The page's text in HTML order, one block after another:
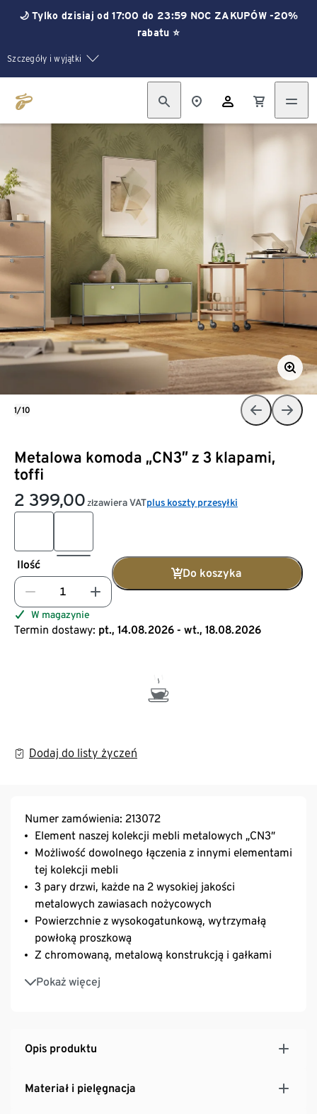
🌙 Tylko dzisiaj od 17:00 do 23:59 NOC ZAKUPÓW -20%
rabatu ⭐
Szczegóły i wyjątki
Metalowa komoda „CN3” z 3 klapami,
toffi
2 399,00 złzawiera VATplus koszty przesyłki
Ilość
Do koszyka
W magazynie
Termin dostawy: pt., 14.08.2026 - wt., 18.08.2026
Dodaj do listy życzeń
1/10
Numer zamówienia: 213072
Element naszej kolekcji mebli metalowych „CN3”
Możliwość dowolnego łączenia z innymi elementami
tej kolekcji mebli
3 pary drzwi, każde na 2 wysokiej jakości
metalowych zawiasach nożycowych
Powierzchnie z wysokogatunkową, wytrzymałą
powłoką proszkową
Z chromowaną, metalową konstrukcją i gałkami
Pokaż więcej
Z nóżkami z tworzywa sztucznego o regulowanej
wysokości – zapewniają stabilność także na
Opis produktu
Materiał i pielęgnacja